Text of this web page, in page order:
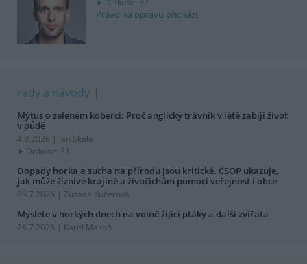
Právo na opravu přichází
rady a návody
Mýtus o zeleném koberci: Proč anglický trávník v létě zabíjí život
v půdě
4.8.2026 | Jan Skala
Diskuse: 31
Dopady horka a sucha na přírodu jsou kritické. ČSOP ukazuje,
jak může žíznivé krajině a živočichům pomoci veřejnost i obce
29.7.2026 | Zuzana Kučerová
Myslete v horkých dnech na volně žijící ptáky a další zvířata
28.7.2026 | Karel Makoň